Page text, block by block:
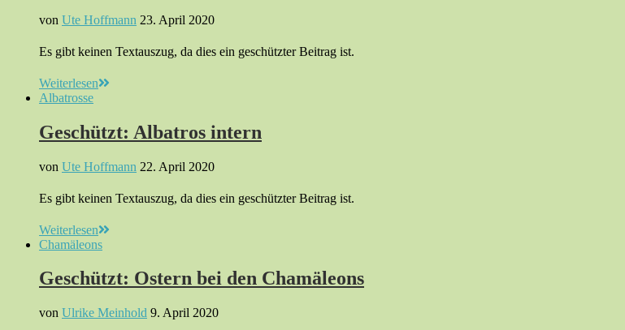
von Ute Hoffmann 23. April 2020
Es gibt keinen Textauszug, da dies ein geschützter Beitrag ist.
Weiterlesen
Albatrosse
Geschützt: Albatros intern
von Ute Hoffmann 22. April 2020
Es gibt keinen Textauszug, da dies ein geschützter Beitrag ist.
Weiterlesen
Chamäleons
Geschützt: Ostern bei den Chamäleons
von Ulrike Meinhold 9. April 2020